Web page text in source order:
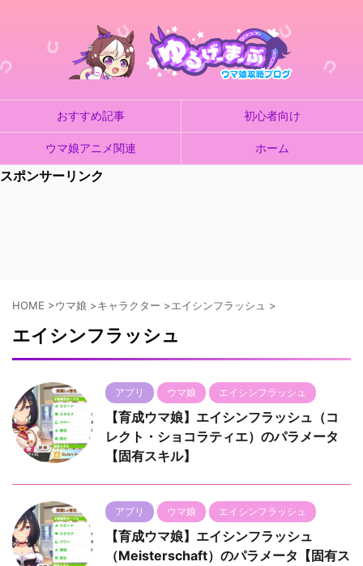
おすすめ記事 初心者向け
ウマ娘アニメ関連 ホーム
スポンサーリンク
HOME >ウマ娘 >キャラクター >エイシンフラッシュ >
エイシンフラッシュ
アプリ ウマ娘 エイシンフラッシュ
【育成ウマ娘】エイシンフラッシュ（コ
レクト・ショコラティエ）のパラメータ
【固有スキル】
アプリ ウマ娘 エイシンフラッシュ
【育成ウマ娘】エイシンフラッシュ
（Meisterschaft）のパラメータ【固有ス